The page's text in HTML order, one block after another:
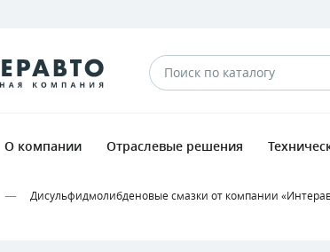
О компании Отраслевые решения
Дисульфидмолибденовые смазки от компании